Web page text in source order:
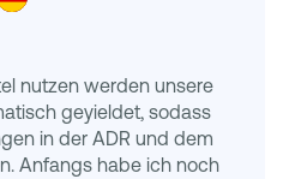
nutzen werden unsere
geyieldet, sodass
in der ADR und dem
Anfangs habe ich noch